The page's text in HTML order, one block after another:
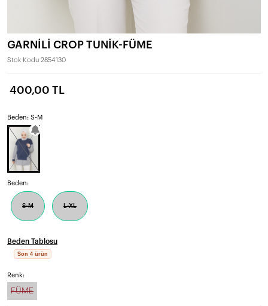
GARNİLİ CROP TUNİK-FÜME
Stok Kodu 2854130
400,00 TL
Beden: S-M
Beden:
S-M L-XL
Beden Tablosu
Son 4 ürün
Renk:
FÜME